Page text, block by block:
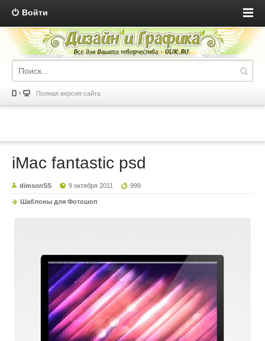
Войти
Полная версия сайта
iMac fantastic psd
dimsonSS 9 октября 2011 999
Шаблоны для Фотошоп